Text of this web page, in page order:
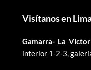
Visítanos en Lima
Gamarra- La
interior 1-2-3,